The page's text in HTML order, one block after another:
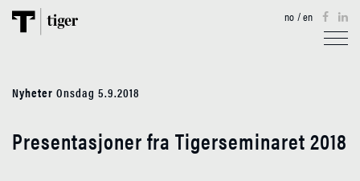
no /en
AKTUELT
Nyheter Onsdag 5.9.2018
Presentasjoner fra Tigerseminaret 2018